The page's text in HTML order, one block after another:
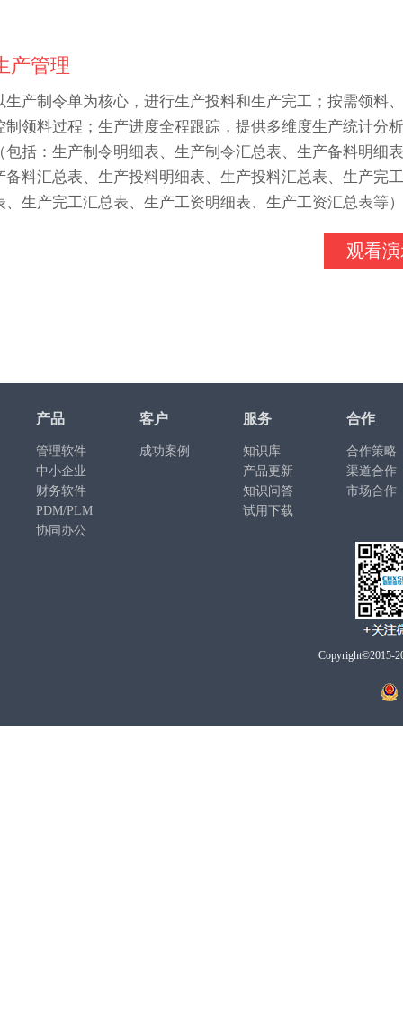
产管理
生产制令单为核心，进行生产投料和生产完工；按需领料
制领料过程；生产进度全程跟踪，提供多维度生产统计分
包括：生产制令明细表、生产制令汇总表、生产备料明细
备料汇总表、生产投料明细表、生产投料汇总表、生产完
、生产完工汇总表、生产工资明细表、生产工资汇总表等
观看
产品
管理软件
中小企业
财务软件
PDM/PLM
协同办公
客户
成功案例
服务
知识库
产品更新
知识问答
试用下载
合作
合作策略
渠道合作
市场合作
Copyright©2015-